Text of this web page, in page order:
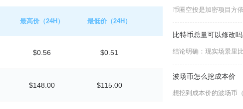
最高价（24H） 最低价（24H）
$0.56 $0.51
$148.00 $115.00
比特币总量可以修改吗
波场币怎么挖成本价